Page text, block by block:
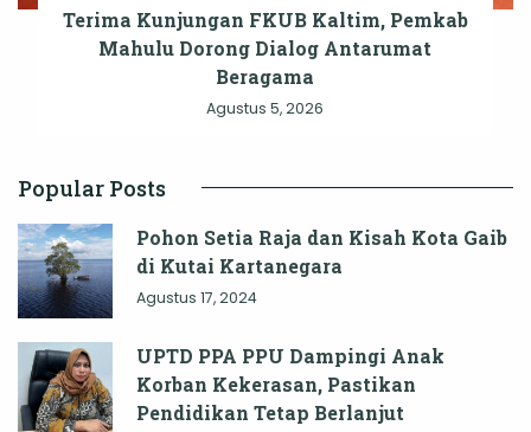
Terima Kunjungan FKUB Kaltim, Pemkab
Mahulu Dorong Dialog Antarumat
Beragama
Agustus 5, 2026
Popular Posts
Pohon Setia Raja dan Kisah Kota Gaib
di Kutai Kartanegara
Agustus 17, 2024
UPTD PPA PPU Dampingi Anak
Korban Kekerasan, Pastikan
Pendidikan Tetap Berlanjut